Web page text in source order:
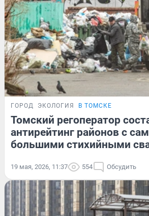
ГОРОД ЭКОЛОГИЯ В ТОМСКЕ
Томский регоператор
антирейтинг районов с
большими стихийными
19 мая, 2026, 11:37 554 Обсудить